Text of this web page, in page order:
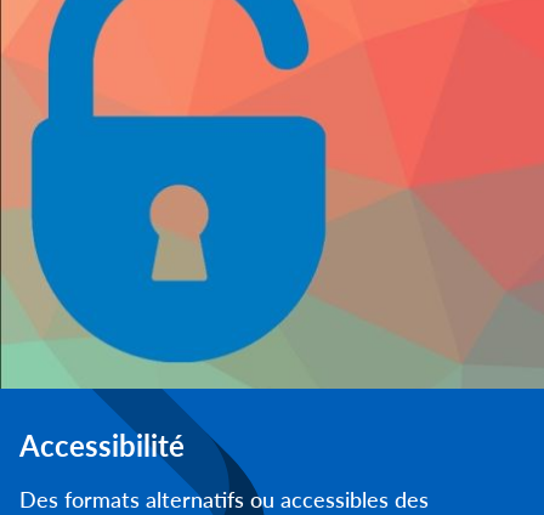
Accessibilité
Des formats alternatifs ou accessibles des